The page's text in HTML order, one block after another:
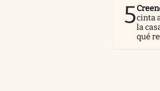
5cinta
la
qué